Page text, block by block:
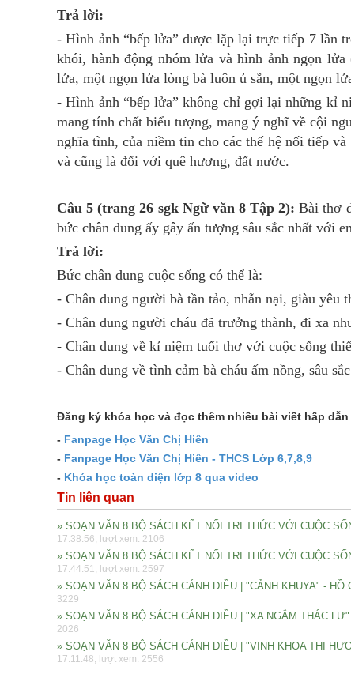
Trả lời:
- Hình ảnh “bếp lửa” được lặp lại trực tiếp 7 lần
khói, hành động nhóm lửa và hình ảnh ngọn
lửa, một ngọn lửa lòng bà luôn ủ sẵn, một ngọn
- Hình ảnh “bếp lửa” không chỉ gợi lại những kỉ
mang tính chất biểu tượng, mang ý nghĩ về cội
nghĩa tình, của niềm tin cho các thế hệ nối tiếp
và cũng là đối với quê hương, đất nước.
Câu 5 (trang 26 sgk Ngữ văn 8 Tập 2):Bài thơ
bức chân dung ấy gây ấn tượng sâu sắc nhất với
Trả lời:
Bức chân dung cuộc sống có thể là:
- Chân dung người bà tần tảo, nhẫn nại, giàu yêu
- Chân dung người cháu đã trưởng thành, đi xa
- Chân dung về kỉ niệm tuổi thơ với cuộc sống
- Chân dung về tình cảm bà cháu ấm nồng, sâu
Đăng ký khóa học và đọc thêm nhiều bài viết hấp
- Fanpage Học Văn Chị Hiên
- Fanpage Học Văn Chị Hiên - THCS Lớp 6,7,8,9
- Khóa học toàn diện lớp 8 qua video
Tin liên quan
» SOẠN VĂN 8 BỘ SÁCH KẾT NỐI TRI THỨC VỚI CUỘC
17:38:56, lượt xem: 2106
» SOẠN VĂN 8 BỘ SÁCH KẾT NỐI TRI THỨC VỚI CUỘC
17:44:51, lượt xem: 2597
» SOẠN VĂN 8 BỘ SÁCH CÁNH DIỀU | "CẢNH KHUYA" -
3229
» SOẠN VĂN 8 BỘ SÁCH CÁNH DIỀU | "XA NGẮM THÁC
2026
» SOẠN VĂN 8 BỘ SÁCH CÁNH DIỀU | "VINH KHOA THI
17:11:48, lượt xem: 2556